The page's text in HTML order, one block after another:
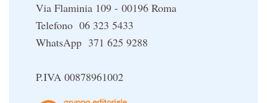
Simbolica Massonica
Via Flaminia 109 - 00196 Roma
Telefono 06 323 5433
WhatsApp 371 625 9288
P.IVA 00878961002